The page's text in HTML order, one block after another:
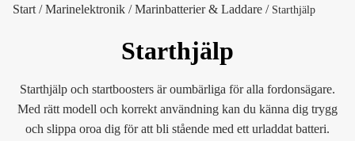
Start /Marinelektronik /Marinbatterier & Laddare / Starthjälp
Starthjälp
Starthjälp och startboosters är oumbärliga för alla fordonsägare.
Med rätt modell och korrekt användning kan du känna dig trygg
och slippa oroa dig för att bli stående med ett urladdat batteri.